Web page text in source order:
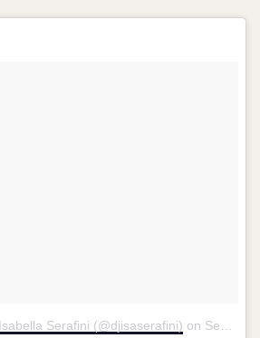
Serafini (@djisaserafini) on Sep 26, 2016 at 12:04pm PDT